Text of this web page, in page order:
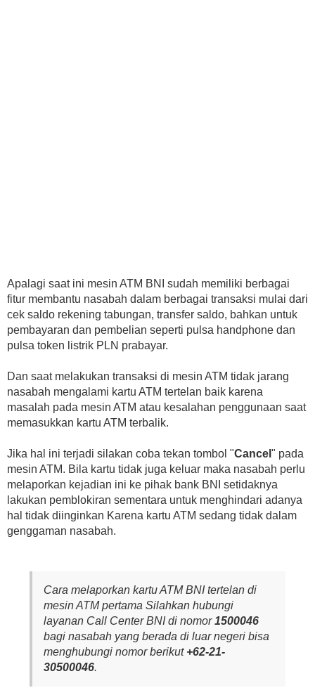
Apalagi saat ini mesin ATM BNI sudah memiliki berbagai
fitur membantu nasabah dalam berbagai transaksi mulai dari
cek saldo rekening tabungan, transfer saldo, bahkan untuk
pembayaran dan pembelian seperti pulsa handphone dan
pulsa token listrik PLN prabayar.
Dan saat melakukan transaksi di mesin ATM tidak jarang
nasabah mengalami kartu ATM tertelan baik karena
masalah pada mesin ATM atau kesalahan penggunaan saat
memasukkan kartu ATM terbalik.
Jika hal ini terjadi silakan coba tekan tombol "Cancel " pada
mesin ATM. Bila kartu tidak juga keluar maka nasabah perlu
melaporkan kejadian ini ke pihak bank BNI setidaknya
lakukan pemblokiran sementara untuk menghindari adanya
hal tidak diinginkan Karena kartu ATM sedang tidak dalam
genggaman nasabah.
Cara melaporkan kartu ATM BNI tertelan di
mesin ATM pertama Silahkan hubungi
layanan Call Center BNI di nomor1500046
bagi nasabah yang berada di luar negeri bisa
menghubungi nomor berikut +62-21-
30500046.